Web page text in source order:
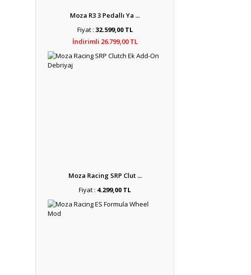
Moza R3 3 Pedallı Ya ...
Fiyat : 32.599,00 TL
İndirimli 26.799,00 TL
Moza Racing SRP Clut ...
Fiyat : 4.299,00 TL